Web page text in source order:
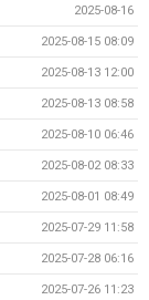
2025-08-16
2025-08-15 08:09
2025-08-13 12:00
2025-08-13 08:58
2025-08-10 06:46
2025-08-02 08:33
2025-08-01 08:49
2025-07-29 11:58
2025-07-28 06:16
2025-07-26 11:23